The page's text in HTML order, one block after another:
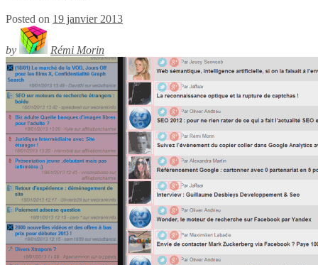
Posted on 19 janvier 2013
by Rémi Morin